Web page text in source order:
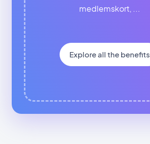
medlemskort, ...
Explore all the benefits